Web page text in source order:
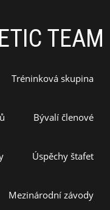
TEAM
Tréninková skupina
Bývalí členové
Úspěchy štafet
Mezinárodní závody